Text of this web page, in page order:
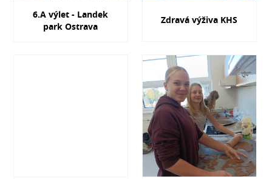
6.A výlet - Landek
park Ostrava
Zdravá výživa KHS